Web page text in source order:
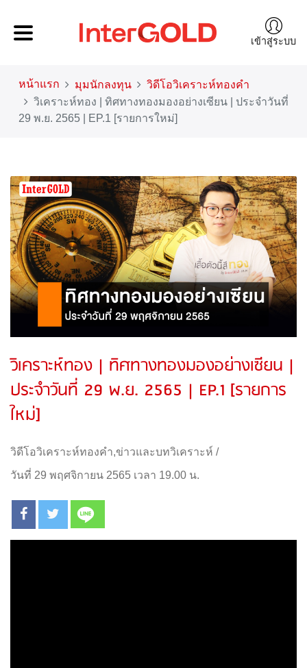
เข้าสู่ระบบ
หน้าแรก มุมนักลงทุน
วิดีโอวิเคราะห์ทองคำ
วิเคราะห์ทอง | ทิศทางทองมองอย่างเซียน | ประจำวันที่
29 พ.ย. 2565 | EP.1 [รายการใหม่]
วิเคราะห์ทอง | ทิศทางทองมองอย่างเซียน |
ประจำวันที่ 29 พ.ย. 2565 | EP.1 [รายการ
ใหม่]
วิดีโอวิเคราะห์ทองคำ,ข่าวและบทวิเคราะห์ /
วันที่ 29 พฤศจิกายน 2565 เวลา 19.00 น.